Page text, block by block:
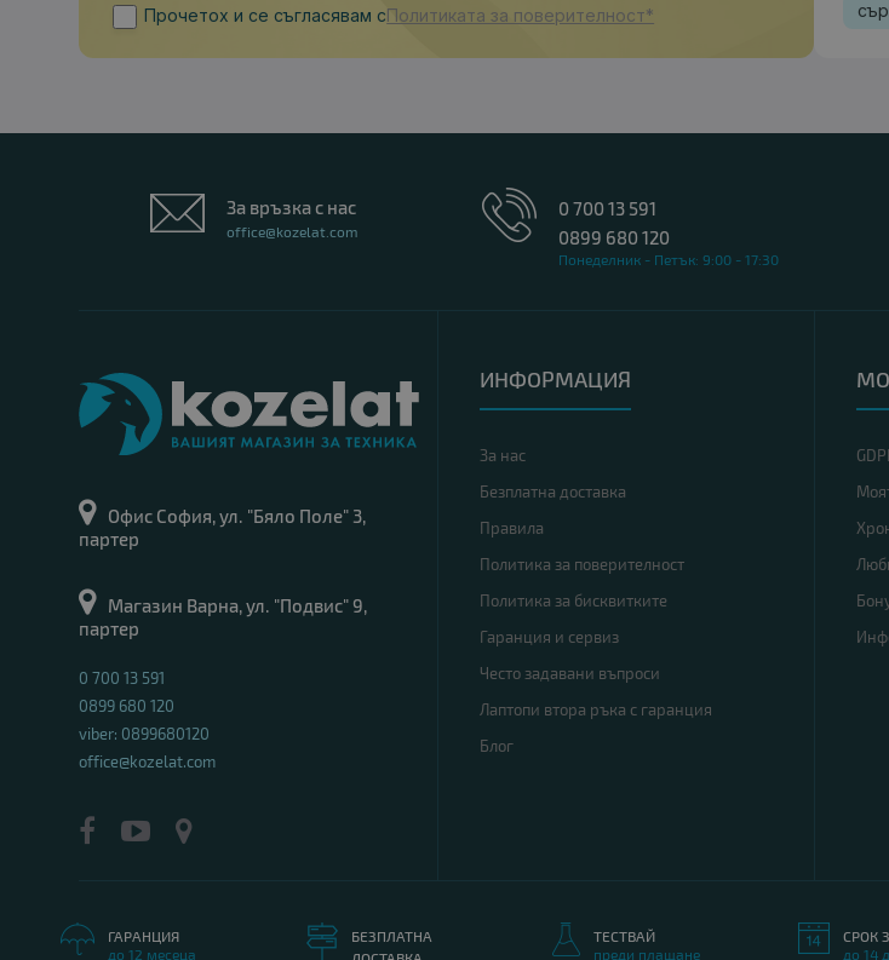
Прочетох и се съгласявам сПолитиката за поверителност*
За връзка с нас
office@kozelat.com
0 700 13 591
0899 680 120
Понеделник - Петък: 9:00 - 17:30
Офис София, ул. "Бяло Поле" 3,
партер
Магазин Варна, ул. "Подвис" 9,
партер
0 700 13 591
0899 680 120
viber: 0899680120
office@kozelat.com
ИНФОРМАЦИЯ
За нас
Безплатна доставка
Правила
Политика за поверителност
Политика за бисквитките
Гаранция и сервиз
Често задавани въпроси
Лаптопи втора ръка с гаранция
Блог
ГАРАНЦИЯ
до 12 месеца
БЕЗПЛАТНА
ТЕСТВАЙ
преди плащане
СРОК
до 14